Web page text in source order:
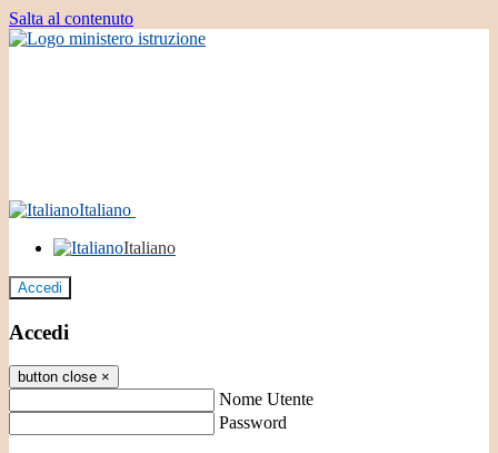
Salta al contenuto
Italiano
Italiano
Accedi
Accedi
button close ×
Nome Utente
Password